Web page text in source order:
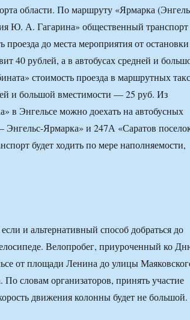
области. По маршруту «Ярмарка
Ю. А. Гагарина» общественный транспорт
проезда до места мероприятия от остановки
40 рублей, а в автобусах средней и
стоимость проезда в маршрутных
и большой вместимости — 25 руб. Из
в Энгельсе можно доехать на автобусных
Ярмарка» и 247А «Саратов
будет ходить по мере наполняемости,
и альтернативный способ добраться до
Велопробег, приуроченный ко
от площади Ленина до улицы
словам организаторов, принять участие
движения колонны будет не большой.